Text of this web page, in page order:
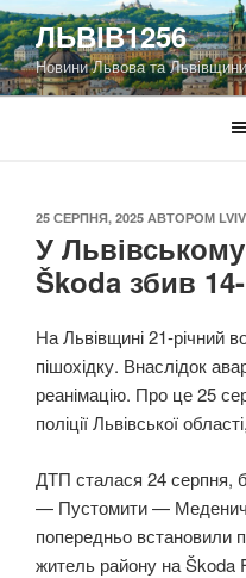
Перейти
до
вмісту
ЛЬВІВ1256
Новини Львова та Львівщини
ОПУБЛІКОВАНО
25 СЕРПНЯ, 2025 АВТОРОМ
У
Škoda збив
На Львівщині 21-річний
пішохідку. Внаслідок
реанімацію. Про це 25
поліції Львівської
ДТП сталася 24 серпня,
— Пустомити —
попередньо встановили
житель району на Škoda